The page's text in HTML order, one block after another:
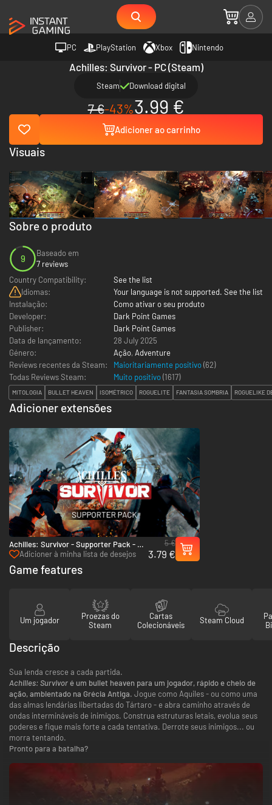
PC PlayStation Xbox Nintendo
Achilles: Survivor - PC (Steam)
Steam Download digital
7 €-43%3.99 €
Adicioner ao carrinho
Sobre o produto
9
Baseado em
7 reviews
Country Compatibility:
See the list
Idiomas:
Your language is not supported. See the list
Instalação:
Como ativar o seu produto
Developer:
Dark Point Games
Publisher:
Dark Point Games
Data de lançamento:
28 July 2025
Género:
Ação, Adventure
Reviews recentes da Steam:
Maioritariamente positivo(62)
Todas Reviews Steam:
Muito positivo(1617)
MITOLOGIA BULLET HEAVEN ISOMÉTRICO ROGUELITE FANTASIA SOMBRIA ROGUELIKE
Adicioner extensões
Achilles: Survivor - Supporter Pack - PC
(Steam)
Adicioner à minha lista de desejos
5 €
3.79 €
Visuais
Game features
Um jogador
Proezas do
Steam
Cartas
Colecionáveis
Steam Cloud
Descrição
Sua lenda cresce a cada partida.
Achilles: Survivoré um bullet heaven para um jogador, rápido e cheio de
ação, ambientado na Grécia Antiga. Jogue como Aquiles - ou como uma
das almas lendárias libertadas do Tártaro - e abra caminho através de
ondas intermináveis de inimigos. Construa estruturas letais, evolua seus
poderes e fique mais forte a cada tentativa. Derrote seus inimigos... ou
morra tentando.
Pronto para a batalha?